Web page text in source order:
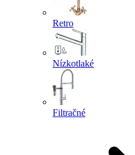
Retro
Nízkotlaké
Filtračné